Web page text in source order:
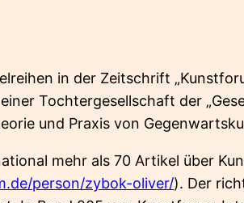
in der Zeitschrift
Tochtergesellschaft der
und Praxis von
mehr als 70 Artikel über
person/zybok-oliver/). Der